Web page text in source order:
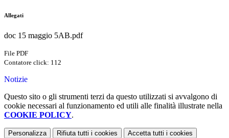
Allegati
doc 15 maggio 5AB.pdf
File PDF
Contatore click: 112
Notizie
Questo sito o gli strumenti terzi da questo utilizzati si avvalgono di
cookie necessari al funzionamento ed utili alle finalità illustrate nella
COOKIE POLICY.
Personalizza Rifiuta tutti i cookies Accetta tutti i cookies